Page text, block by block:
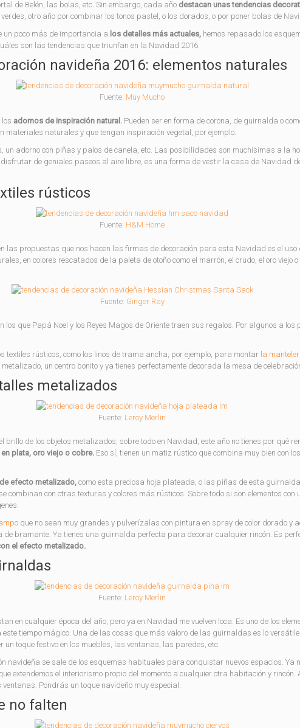
de Belén, las bolas, etc. Sin embargo, cada año destacan unas tendencias
otro año por combinar los tonos pastel, o los dorados, o por poner bolas de
un poco más de importancia a los detalles más actuales, hemos repasado los
son las tendencias que triunfan en la Navidad 2016.
navideña 2016: elementos naturales
Fuente: Muy Mucho
adornos de inspiración natural. Pueden ser en forma de corona, de guirnalda o
materiales naturales y que tengan inspiración vegetal, por ejemplo.
un adorno con piñas y palos de canela, etc. Las posibilidades son muchísimas a la
de geniales paseos al aire libre, es una forma de vestir la casa de Navidad
rústicos
Fuente: H&M Home
las propuestas que nos hacen las firmas de decoración para esta Navidad es el uso
en colores rescatados de la paleta de otoño como el marrón, el crudo, el oro viejo
Fuente: Ginger Ray
los que Papá Noel y los Reyes Magos de Oriente traen sus regalos. Por algunos a
textiles rústicos, como los linos de trama ancha, por ejemplo, para montar la
un centro bonito y ya tienes perfectamente decorada la mesa de
metalizados
Fuente: Leroy Merlin
brillo de los objetos metalizados, sobre todo en Navidad, este año no tienes por qué
en plata, oro viejo o cobre. Eso sí, tienen un matiz rústico que combina muy bien con
efecto metalizado, como esta preciosa hoja plateada, o las piñas de esta
combinan con otras texturas y colores más rústicos. Sobre todo si son elementos con
que no sean muy grandes y pulverízalas con pintura en spray de color dorado y
de bramante. Ya tienes una guirnalda perfecta para decorar cualquier rincón. Es
el efecto metalizado.
Fuente: Leroy Merlin
en cualquier época del año, pero ya en Navidad me vuelven loca. Es uno de los
tiempo mágico. Una de las cosas que más valoro de las guirnaldas es lo
un toque festivo en los muebles, las ventanas, las paredes, etc.
navideña se sale de los esquemas habituales para conquistar nuevos espacios. Ya
extendemos el interiorismo propio del momento a cualquier otra habitación y rincón.
ventanas. Pondrás un toque navideño muy especial.
no falten